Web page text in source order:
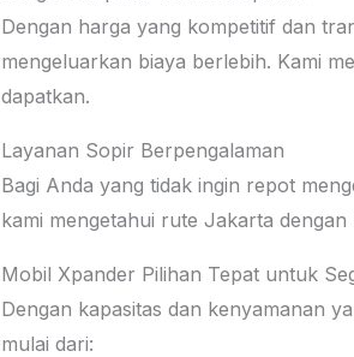
Dengan harga yang kompetitif dan
mengeluarkan biaya berlebih. Kami
dapatkan.
Layanan Sopir Berpengalaman
Bagi Anda yang tidak ingin repot
kami mengetahui rute Jakarta
Mobil Xpander Pilihan Tepat untuk
Dengan kapasitas dan kenyamanan
mulai dari: